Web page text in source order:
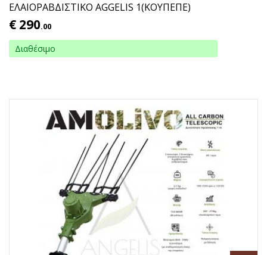
ΕΛΑΙΟΡΑΒΔΙΣΤΙΚΟ AGGΕLIS 1(ΚΟΥΠΕΠΕ)
€ 290.00
Διαθέσιμο